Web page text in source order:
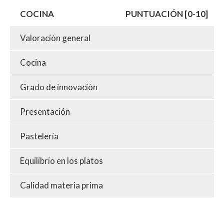
COCINA PUNTUACIÓN [0-10]
Valoración general
Cocina
Grado de innovación
Presentación
Pastelería
Equilibrio en los platos
Calidad materia prima